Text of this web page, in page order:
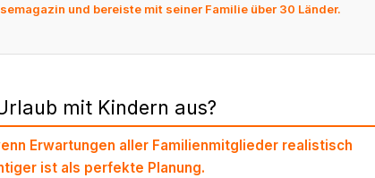
und bereiste mit seiner Familie über 30 Länder.
mit Kindern aus?
Erwartungen aller Familienmitglieder realistisch
ist als perfekte Planung.